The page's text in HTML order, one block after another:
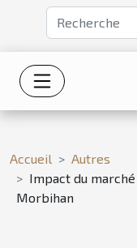
Accueil
Autres
Impact du
Morbihan